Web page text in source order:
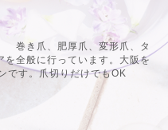
巻き爪、肥厚爪、変形爪、タ
を全般に行っています。大阪を
です。爪切りだけでもOK